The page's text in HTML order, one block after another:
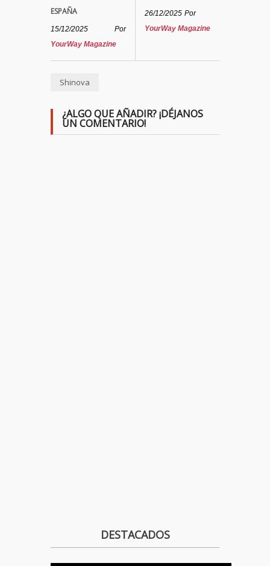
ESPAÑA
15/12/2025
Por
YourWay Magazine
26/12/2025 Por
YourWay Magazine
Shinova
¿ALGO QUE AÑADIR? ¡DÉJANOS
UN COMENTARIO!
DESTACADOS